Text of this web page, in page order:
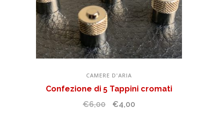
CAMERE D'ARIA
Confezione di 5 Tappini cromati
€6,00
Il
€4,00